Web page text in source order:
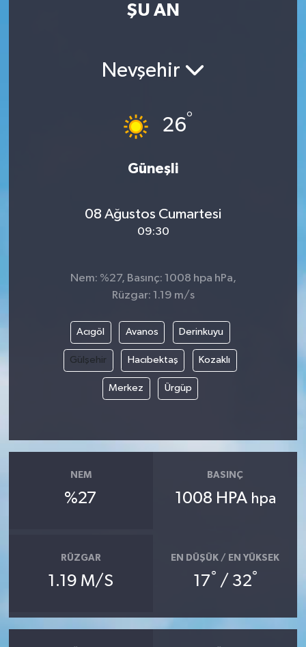
ŞU AN
Nevşehir
26°
Güneşli
08 Ağustos Cumartesi
09:30
Nem: %27, Basınç: 1008 hpa hPa,
Rüzgar: 1.19 m/s
Acıgöl Avanos Derinkuyu
Gülşehir Hacıbektaş Kozaklı
Merkez Ürgüp
NEM
%27
BASINÇ
1008 HPA hpa
RÜZGAR
1.19 M/S
EN DÜŞÜK / EN YÜKSEK
17° / 32°
Video